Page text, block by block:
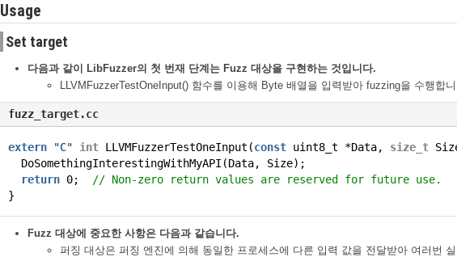
Usage
Set target
다음과 같이 LibFuzzer의 첫 번재 단계는 Fuzz 대상을 구현하는 것입니다.
LLVMFuzzerTestOneInput() 함수를 이용해 Byte 배열을 입력받아 fuzzing을 수행합
fuzz_target.cc
extern "C" int LLVMFuzzerTestOneInput(const uint8_t *Data, size_t
DoSomethingInterestingWithMyAPI(Data, Size);
return 0;
// Non-zero return values are reserved for future use.
}
Fuzz 대상에 중요한 사항은 다음과 같습니다.
퍼징 대상은 퍼징 엔진에 의해 동일한 프로세스에 다른 입력 값을 전달받아 여러번